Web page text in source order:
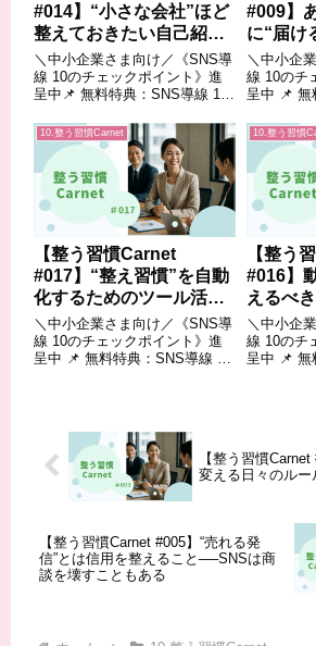
#014】“小さな会社”ほど
整えておきたい自己紹介
ページ
＼中小企業さま向け／《SNS導
線 10のチェックポイント》進
呈中📌 無料特典：SNS導線 10
己満足の発信”になっていない
か– 経営導線に沿った投稿設計
ができているか– 社内体制と連
携できているか など💡 ...
#009】
に“届け
すか？
え資産
＼中小企
線 10のチ
呈中 📌 無
己満足の
か- 経営
ができて
携できて
10.整う習慣Carnet
【整う習慣Carnet
#017】“整え習慣”を自動
化するためのツール活用
とは？
＼中小企業さま向け／《SNS導
線 10のチェックポイント》進
呈中 📌 無料特典：SNS導線 10
ができているか– 社内体制と連
携できているか など💡...
10.整う習慣
【整う
#016】
えるべ
構成・
力
＼中小企
線 10のチ
呈中 📌 無
【整う習慣
変える日々のルー
【整う習慣Carnet #005】“売れる発
信”とは信用を整えること──SNSは商
談を壊すこともある